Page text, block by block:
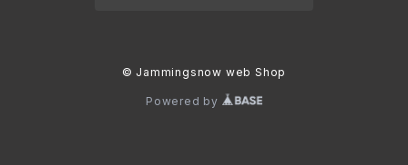
© Jammingsnow web Shop
Powered by